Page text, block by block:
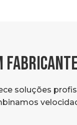
soluções